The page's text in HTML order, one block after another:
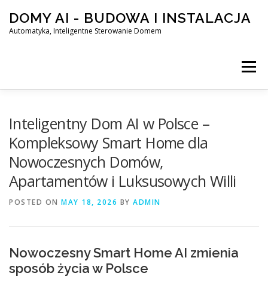
content
DOMY AI - BUDOWA I INSTALACJA
Automatyka, Inteligentne Sterowanie Domem
Menu
SMART DOM AI – AUTOMATYKA, INTELIGENTNE
BLOG KONTAKT
Inteligentny Dom AI w Polsce –
Kompleksowy Smart Home dla
Nowoczesnych Domów,
Apartamentów i Luksusowych Willi
POSTED ON MAY 18, 2026 BY ADMIN
Nowoczesny Smart Home AI zmienia
sposób życia w Polsce